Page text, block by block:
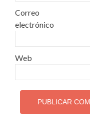
Correo
electrónico
Web